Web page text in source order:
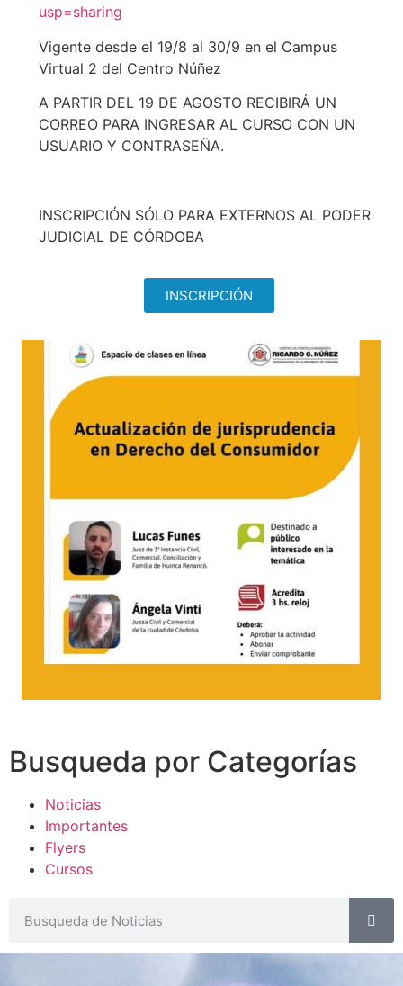
usp=sharing
Vigente desde el 19/8 al 30/9 en el Campus
Virtual 2 del Centro Núñez
A PARTIR DEL 19 DE AGOSTO RECIBIRÁ UN
CORREO PARA INGRESAR AL CURSO CON UN
USUARIO Y CONTRASEÑA.
INSCRIPCIÓN SÓLO PARA EXTERNOS AL PODER
JUDICIAL DE CÓRDOBA
INSCRIPCIÓN
Busqueda por Categorías
Noticias
Importantes
Flyers
Cursos